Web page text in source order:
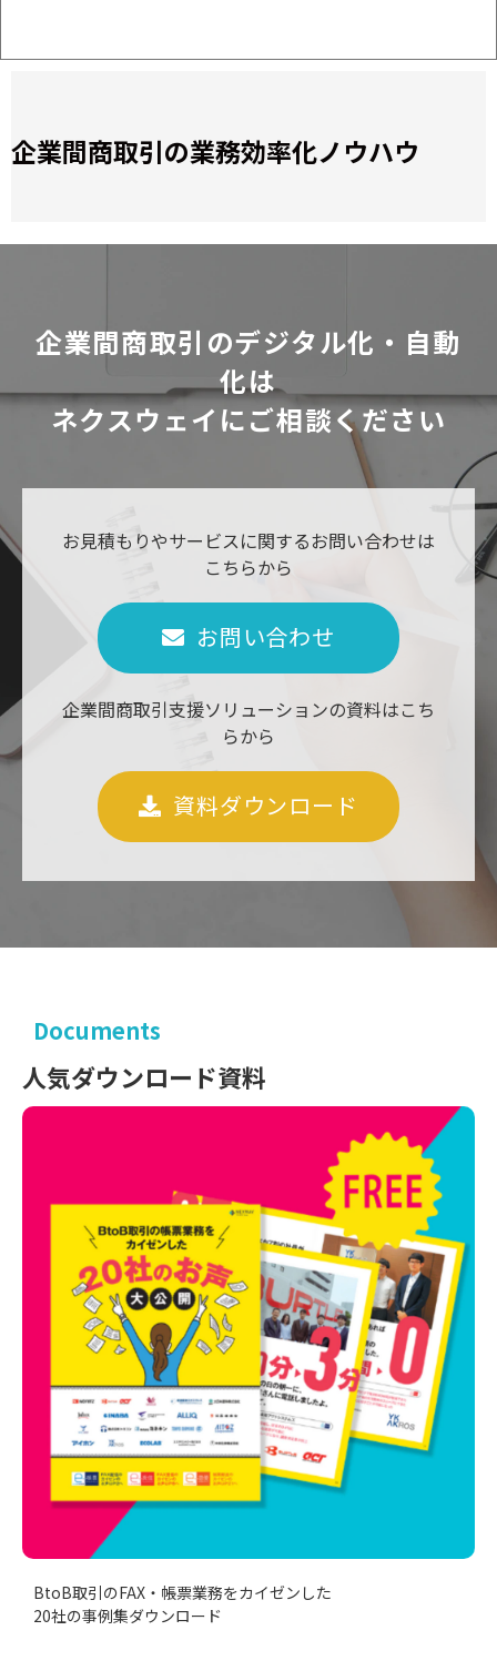
企業間商取引の業務効率化ノウハウ
企業間商取引のデジタル化・自動
化は
ネクスウェイにご相談ください
お見積もりやサービスに関するお問い合わせは
こちらから
お問い合わせ
企業間商取引支援ソリューションの資料はこち
らから
資料ダウンロード
Documents
人気ダウンロード資料
BtoB取引のFAX・帳票業務をカイゼンした
20社の事例集ダウンロード